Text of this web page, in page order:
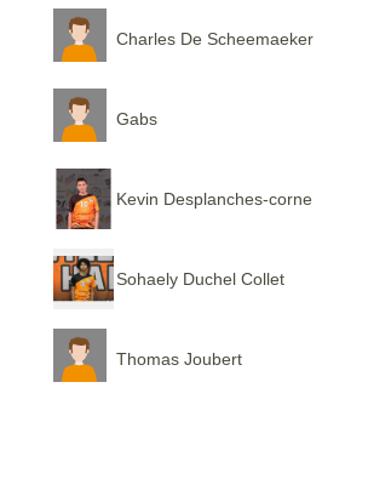
Charles De Scheemaeker
Gabs
Kevin Desplanches-corne
Sohaely Duchel Collet
Thomas Joubert